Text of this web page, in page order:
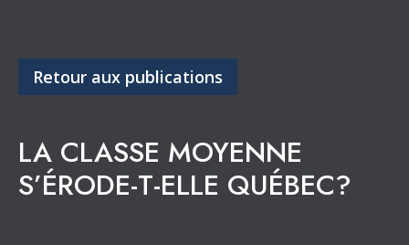
Retour aux publications
LA CLASSE MOYENNE
S’ÉRODE-T-ELLE QUÉBEC?